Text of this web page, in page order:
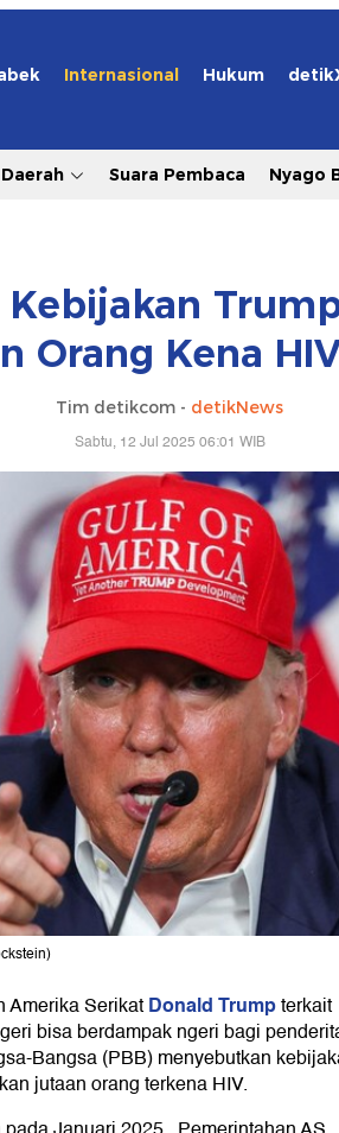
Internasional Hukum
Daerah Suara Pembaca Nyago
Kebijakan
Orang Kena
Tim detikcom - detikNews
Sabtu, 12 Jul 2025 06:01 WIB
Amerika SerikatDonald Trumpterkait
bisa berdampak ngeri bagi
Bangsa (PBB) menyebutkan
jutaan orang terkena HIV.